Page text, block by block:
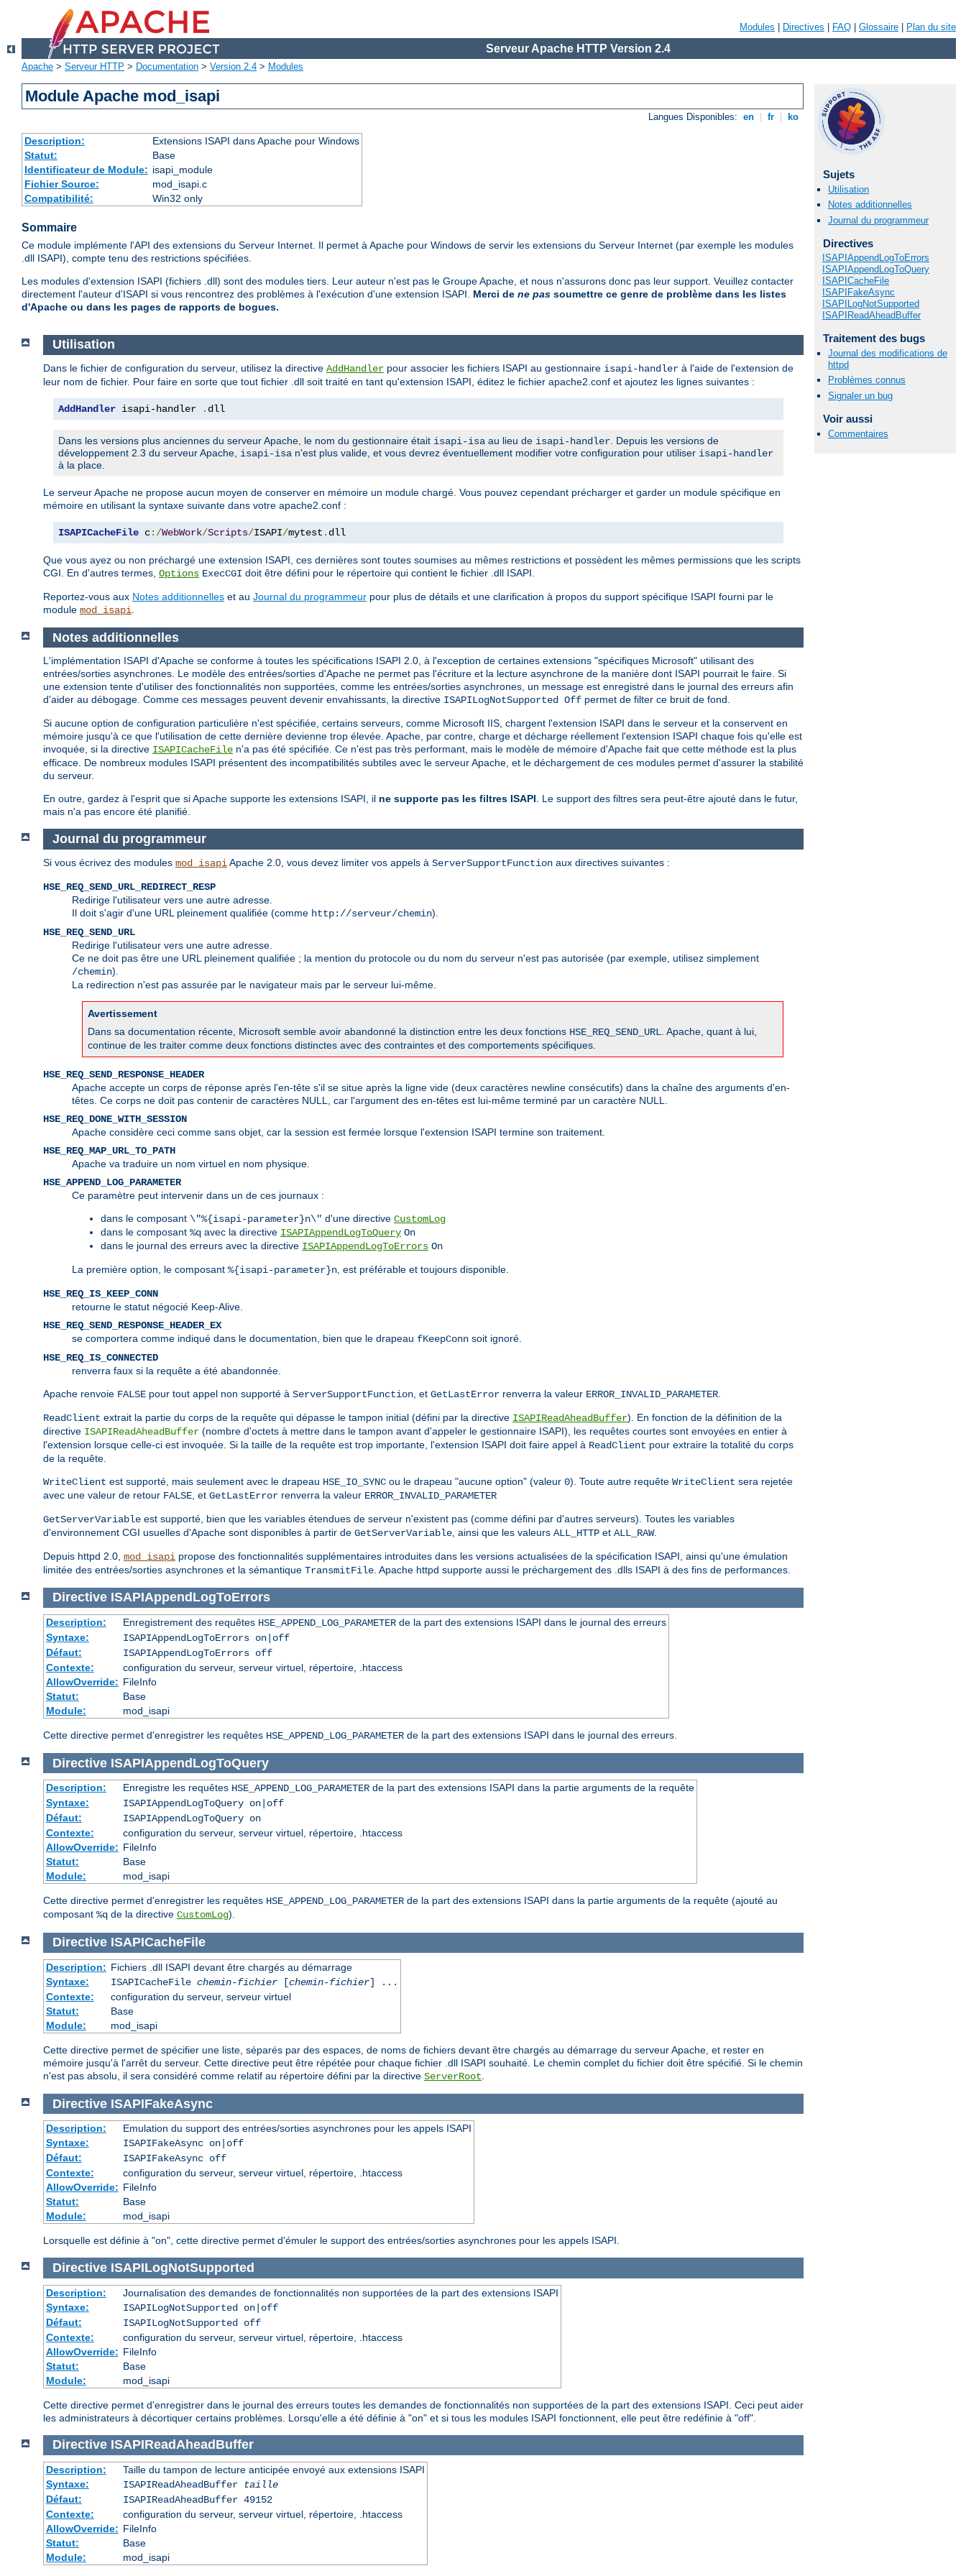
Modules Directives FAQ Glossaire Plan du site
Serveur Apache HTTP Version 2.4
Apache > Serveur HTTP > Documentation > Version 2.4 > Modules
Module Apache mod_isapi
Langues Disponibles: en fr ko
Description:
Extensions ISAPI dans Apache pour Windows
Statut:
Base
Identificateur de Module: isapi_module
Fichier Source:
mod_isapi.c
Compatibilité:
Win32 only
Sommaire
Ce module implémente l'API des extensions du Serveur Internet. Il permet à Apache pour Windows de servir les extensions du Serveur Internet (par exemple les modules
.dll ISAPI), compte tenu des restrictions spécifiées.
Les modules d'extension ISAPI (fichiers .dll) sont des modules tiers. Leur auteur n'est pas le Groupe Apache, et nous n'assurons donc pas leur support. Veuillez contacter
directement l'auteur d'ISAPI si vous rencontrez des problèmes à l'exécution d'une extension ISAPI. Merci de ne pas soumettre ce genre de problème dans les listes
d'Apache ou dans les pages de rapports de bogues.
Sujets
Utilisation
Notes additionnelles
Journal du programmeur
Directives
ISAPIAppendLogToErrors
ISAPIAppendLogToQuery
ISAPICacheFile
ISAPIFakeAsync
ISAPILogNotSupported
ISAPIReadAheadBuffer
Traitement des bugs
Journal des modifications de
httpd
Problèmes connus
Signaler un bug
Voir aussi
Commentaires
Utilisation
Dans le fichier de configuration du serveur, utilisez la directive AddHandler pour associer les fichiers ISAPI au gestionnaire isapi-handler à l'aide de l'extension de
leur nom de fichier. Pour faire en sorte que tout fichier .dll soit traité en tant qu'extension ISAPI, éditez le fichier apache2.conf et ajoutez les lignes suivantes :
AddHandler isapi-handler . dll
Dans les versions plus anciennes du serveur Apache, le nom du gestionnaire était isapi-isa au lieu de isapi-handler . Depuis les versions de
développement 2.3 du serveur Apache, isapi-isa n'est plus valide, et vous devrez éventuellement modifier votre configuration pour utiliser isapi-handler
à la place.
Le serveur Apache ne propose aucun moyen de conserver en mémoire un module chargé. Vous pouvez cependant précharger et garder un module spécifique en
mémoire en utilisant la syntaxe suivante dans votre apache2.conf :
ISAPICacheFile c:/WebWork/Scripts/ISAPI/mytest . dll
Que vous ayez ou non préchargé une extension ISAPI, ces dernières sont toutes soumises au mêmes restrictions et possèdent les mêmes permissions que les scripts
CGI. En d'autres termes, Options ExecCGI doit être défini pour le répertoire qui contient le fichier .dll ISAPI.
Reportez-vous aux Notes additionnelles et au Journal du programmeur pour plus de détails et une clarification à propos du support spécifique ISAPI fourni par le
module mod_isapi
Notes additionnelles
L'implémentation ISAPI d'Apache se conforme à toutes les spécifications ISAPI 2.0, à l'exception de certaines extensions "spécifiques Microsoft" utilisant des
entrées/sorties asynchrones. Le modèle des entrées/sorties d'Apache ne permet pas l'écriture et la lecture asynchrone de la manière dont ISAPI pourrait le faire. Si
une extension tente d'utiliser des fonctionnalités non supportées, comme les entrées/sorties asynchrones, un message est enregistré dans le journal des erreurs afin
d'aider au débogage. Comme ces messages peuvent devenir envahissants, la directive ISAPILogNotSupported Off permet de filter ce bruit de fond.
Si aucune option de configuration particulière n'est spécifiée, certains serveurs, comme Microsoft IIS, chargent l'extension ISAPI dans le serveur et la conservent en
mémoire jusqu'à ce que l'utilisation de cette dernière devienne trop élevée. Apache, par contre, charge et décharge réellement l'extension ISAPI chaque fois qu'elle est
invoquée, si la directive ISAPICacheFile n'a pas été spécifiée. Ce n'est pas très performant, mais le modèle de mémoire d'Apache fait que cette méthode est la plus
efficace. De nombreux modules ISAPI présentent des incompatibilités subtiles avec le serveur Apache, et le déchargement de ces modules permet d'assurer la stabilité
du serveur.
En outre, gardez à l'esprit que si Apache supporte les extensions ISAPI, il ne supporte pas les filtres ISAPI. Le support des filtres sera peut-être ajouté dans le futur,
mais n'a pas encore été planifié.
Journal du programmeur
Si vous écrivez des modules mod_isapiApache 2.0, vous devez limiter vos appels à ServerSupportFunction aux directives suivantes :
HSE_REQ_SEND_URL_REDIRECT_RESP
Redirige l'utilisateur vers une autre adresse.
Il doit s'agir d'une URL pleinement qualifiée (comme http://serveur/chemin).
HSE_REQ_SEND_URL
Redirige l'utilisateur vers une autre adresse.
Ce ne doit pas être une URL pleinement qualifiée ; la mention du protocole ou du nom du serveur n'est pas autorisée (par exemple, utilisez simplement
/chemin).
La redirection n'est pas assurée par le navigateur mais par le serveur lui-même.
Avertissement
Dans sa documentation récente, Microsoft semble avoir abandonné la distinction entre les deux fonctions HSE_REQ_SEND_URL . Apache, quant à lui,
continue de les traiter comme deux fonctions distinctes avec des contraintes et des comportements spécifiques.
HSE_REQ_SEND_RESPONSE_HEADER
Apache accepte un corps de réponse après l'en-tête s'il se situe après la ligne vide (deux caractères newline consécutifs) dans la chaîne des arguments d'en-
têtes. Ce corps ne doit pas contenir de caractères NULL, car l'argument des en-têtes est lui-même terminé par un caractère NULL.
HSE_REQ_DONE_WITH_SESSION
Apache considère ceci comme sans objet, car la session est fermée lorsque l'extension ISAPI termine son traitement.
HSE_REQ_MAP_URL_TO_PATH
Apache va traduire un nom virtuel en nom physique.
HSE_APPEND_LOG_PARAMETER
Ce paramètre peut intervenir dans un de ces journaux :
dans le composant \"%{isapi-parameter}n\" d'une directive CustomLog
dans le composant %q avec la directive ISAPIAppendLogToQuery On
dans le journal des erreurs avec la directive ISAPIAppendLogToErrors On
La première option, le composant %{isapi-parameter}n , est préférable et toujours disponible.
HSE_REQ_IS_KEEP_CONN
retourne le statut négocié Keep-Alive.
HSE_REQ_SEND_RESPONSE_HEADER_EX
se comportera comme indiqué dans le documentation, bien que le drapeau fKeepConn soit ignoré.
HSE_REQ_IS_CONNECTED
renverra faux si la requête a été abandonnée.
Apache renvoie FALSE pour tout appel non supporté à ServerSupportFunction , et GetLastError renverra la valeur ERROR_INVALID_PARAMETER
ReadClient extrait la partie du corps de la requête qui dépasse le tampon initial (défini par la directive ISAPIReadAheadBuffer). En fonction de la définition de la
directive ISAPIReadAheadBuffer (nombre d'octets à mettre dans le tampon avant d'appeler le gestionnaire ISAPI), les requêtes courtes sont envoyées en entier à
l'extension lorsque celle-ci est invoquée. Si la taille de la requête est trop importante, l'extension ISAPI doit faire appel à ReadClient pour extraire la totalité du corps
de la requête.
WriteClient est supporté, mais seulement avec le drapeau HSE_IO_SYNC ou le drapeau "aucune option" (valeur 0). Toute autre requête WriteClient sera rejetée
avec une valeur de retour FALSE , et GetLastError renverra la valeur ERROR_INVALID_PARAMETER
GetServerVariable est supporté, bien que les variables étendues de serveur n'existent pas (comme défini par d'autres serveurs). Toutes les variables
d'environnement CGI usuelles d'Apache sont disponibles à partir de GetServerVariable , ainsi que les valeurs ALL_HTTP et ALL_RAW.
Depuis httpd 2.0, mod_isapi propose des fonctionnalités supplémentaires introduites dans les versions actualisées de la spécification ISAPI, ainsi qu'une émulation
limitée des entrées/sorties asynchrones et la sémantique TransmitFile . Apache httpd supporte aussi le préchargement des .dlls ISAPI à des fins de performances.
Directive ISAPIAppendLogToErrors
Description: Enregistrement des requêtes HSE_APPEND_LOG_PARAMETERde la part des extensions ISAPI dans le journal des erreurs
Syntaxe:
ISAPIAppendLogToErrors on|off
Défaut:
ISAPIAppendLogToErrors off
Contexte:
configuration du serveur, serveur virtuel, répertoire, .htaccess
AllowOverride: FileInfo
Statut:
Base
Module:
mod_isapi
Cette directive permet d'enregistrer les requêtes HSE_APPEND_LOG_PARAMETER de la part des extensions ISAPI dans le journal des erreurs.
Directive ISAPIAppendLogToQuery
Description: Enregistre les requêtes HSE_APPEND_LOG_PARAMETERde la part des extensions ISAPI dans la partie arguments de la requête
Syntaxe:
ISAPIAppendLogToQuery on|off
Défaut:
ISAPIAppendLogToQuery on
Contexte:
configuration du serveur, serveur virtuel, répertoire, .htaccess
AllowOverride: FileInfo
Statut:
Base
Module:
mod_isapi
Cette directive permet d'enregistrer les requêtes HSE_APPEND_LOG_PARAMETER de la part des extensions ISAPI dans la partie arguments de la requête (ajouté au
composant %q de la directive CustomLog).
Directive ISAPICacheFile
Description: Fichiers .dll ISAPI devant être chargés au démarrage
Syntaxe:
ISAPICacheFile chemin-fichier[chemin-fichier] ...
Contexte:
configuration du serveur, serveur virtuel
Statut:
Base
Module:
mod_isapi
Cette directive permet de spécifier une liste, séparés par des espaces, de noms de fichiers devant être chargés au démarrage du serveur Apache, et rester en
mémoire jusqu'à l'arrêt du serveur. Cette directive peut être répétée pour chaque fichier .dll ISAPI souhaité. Le chemin complet du fichier doit être spécifié. Si le chemin
n'est pas absolu, il sera considéré comme relatif au répertoire défini par la directive ServerRoot
Directive ISAPIFakeAsync
Description:
Emulation du support des entrées/sorties asynchrones pour les appels ISAPI
Syntaxe:
ISAPIFakeAsync on|off
Défaut:
ISAPIFakeAsync off
Contexte:
configuration du serveur, serveur virtuel, répertoire, .htaccess
AllowOverride: FileInfo
Statut:
Base
Module:
mod_isapi
Lorsquelle est définie à "on", cette directive permet d'émuler le support des entrées/sorties asynchrones pour les appels ISAPI.
Directive ISAPILogNotSupported
Description:
Journalisation des demandes de fonctionnalités non supportées de la part des extensions ISAPI
Syntaxe:
ISAPILogNotSupported on|off
Défaut:
ISAPILogNotSupported off
Contexte:
configuration du serveur, serveur virtuel, répertoire, .htaccess
AllowOverride: FileInfo
Statut:
Base
Module:
mod_isapi
Cette directive permet d'enregistrer dans le journal des erreurs toutes les demandes de fonctionnalités non supportées de la part des extensions ISAPI. Ceci peut aider
les administrateurs à décortiquer certains problèmes. Lorsqu'elle a été définie à "on" et si tous les modules ISAPI fonctionnent, elle peut être redéfinie à "off".
Directive ISAPIReadAheadBuffer
Description:
Taille du tampon de lecture anticipée envoyé aux extensions ISAPI
Syntaxe:
ISAPIReadAheadBuffer
taille
Défaut:
ISAPIReadAheadBuffer 49152
Contexte:
configuration du serveur, serveur virtuel, répertoire, .htaccess
AllowOverride: FileInfo
Statut:
Base
Module:
mod_isapi